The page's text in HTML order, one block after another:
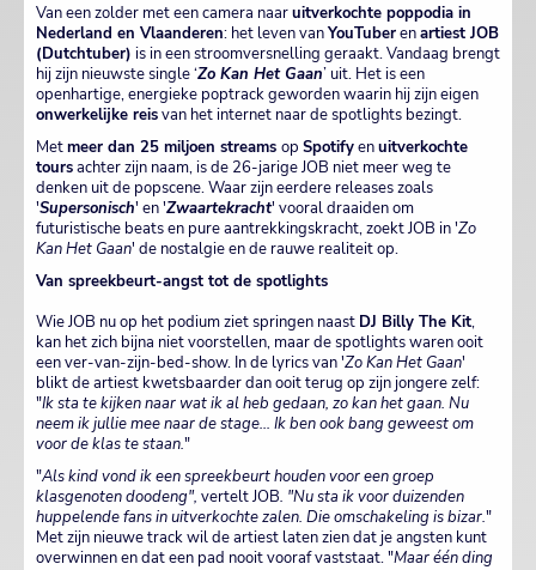
Van een zolder met een camera naaruitverkochte poppodia in
Nederland en Vlaanderen: het leven vanYouTuberenartiest JOB
(Dutchtuber) is in een stroomversnelling geraakt. Vandaag brengt
hij zijn nieuwste single ‘Zo Kan Het Gaan’ uit. Het is een
openhartige, energieke poptrack geworden waarin hij zijn eigen
onwerkelijke reisvan het internet naar de spotlights bezingt.
Metmeer dan 25 miljoen streams op Spotifyenuitverkochte
toursachter zijn naam, is de 26-jarige JOB niet meer weg te
denken uit de popscene. Waar zijn eerdere releases zoals
'Supersonisch' en 'Zwaartekracht' vooral draaiden om
futuristische beats en pure aantrekkingskracht, zoekt JOB in 'Zo
Kan Het Gaan' de nostalgie en de rauwe realiteit op.
Van spreekbeurt-angst tot de spotlights
Wie JOB nu op het podium ziet springen naast DJ Billy The Kit,
kan het zich bijna niet voorstellen, maar de spotlights waren ooit
een ver-van-zijn-bed-show. In de lyrics van 'Zo Kan Het Gaan'
blikt de artiest kwetsbaarder dan ooit terug op zijn jongere zelf:
"Ik sta te kijken naar wat ik al heb gedaan, zo kan het gaan. Nu
neem ik jullie mee naar de stage... Ik ben ook bang geweest om
voor de klas te staan."
"Als kind vond ik een spreekbeurt houden voor een groep
klasgenoten doodeng", vertelt JOB. "Nu sta ik voor duizenden
huppelende fans in uitverkochte zalen. Die omschakeling is bizar."
Met zijn nieuwe track wil de artiest laten zien dat je angsten kunt
overwinnen en dat een pad nooit vooraf vaststaat. "Maar één ding